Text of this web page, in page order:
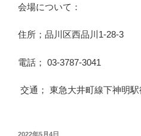
会場について：
住所；品川区西品川1-28-3
電話； 03-3787-3041
交通； 東急大井町線下神明駅
投
2022年5月4日